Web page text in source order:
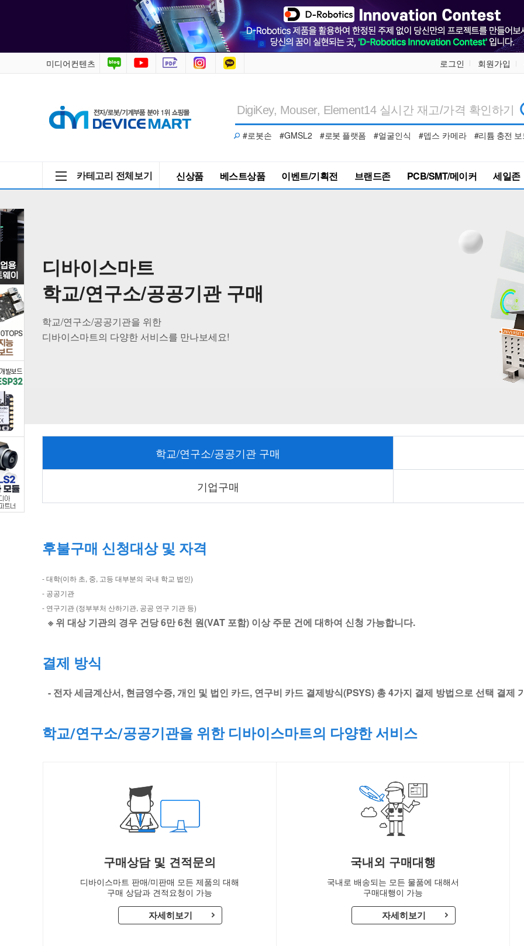
라
즈
베
리
파
이,
공
구
및
로
봇
까
미디어컨텐츠 로그인 회원가입
#로봇손 #GMSL2 #로봇 플랫폼 #얼굴인식 #뎁스 카메라 #리튬 충전 보
카테고리 전체보기 신상품 베스트상품 이벤트/기획전 브랜드존 PCB/SMT/메이커 세일존
디바이스마트
학교/연구소/공공기관 구매
학교/연구소/공공기관을 위한
디바이스마트의 다양한 서비스를 만나보세요!
학교/연구소/공공기관 구매
기업구매
후불구매 신청대상 및 자격
- 대학(이하 초, 중, 고등 대부분의 국내 학교 법인)
- 공공기관
- 연구기관 (정부부처 산하기관, 공공 연구 기관 등)
※ 위 대상 기관의 경우 건당 6만 6천 원(VAT 포함) 이상 주문 건에 대하여 신청 가능합니다.
결제 방식
- 전자 세금계산서, 현금영수증, 개인 및 법인 카드, 연구비 카드 결제방식(PSYS) 총 4가지 결제 방법으로 선택 결제
학교/연구소/공공기관을 위한 디바이스마트의 다양한 서비스
구매상담 및 견적문의
디바이스마트 판매/미판매 모든 제품의 대해
구매 상담과 견적요청이 가능
자세히보기
국내외 구매대행
국내로 배송되는 모든 물품에 대해서
구매대행이 가능
자세히보기